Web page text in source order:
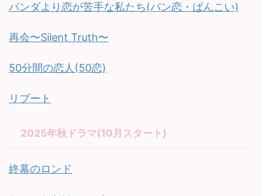
パンダより恋が苦手な私たち(パン恋・ぱんこい)
再会〜Silent Truth〜
50分間の恋人(50恋)
リブート
2025年秋ドラマ(10月スタート)
終幕のロンド